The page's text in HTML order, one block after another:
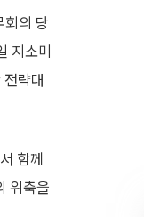
회의 당
지소미
략대
함께
위축을